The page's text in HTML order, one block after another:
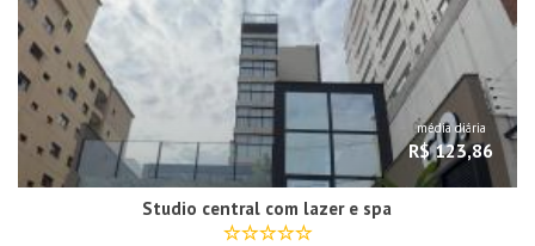
média diária
R$ 123,86
Studio central com lazer e spa